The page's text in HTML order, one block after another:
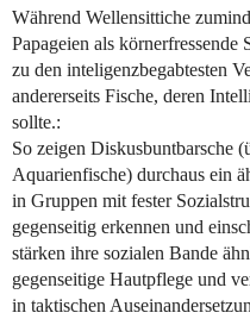
Während Wellensittiche
Papageien als
zu den inteligenzbegabtesten
andererseits Fische, deren
sollte.:
So zeigen Diskusbuntbarsche
Aquarienfische) durchaus ein
in Gruppen mit fester
gegenseitig erkennen und
stärken ihre sozialen Bande
gegenseitige Hautpflege und
in taktischen